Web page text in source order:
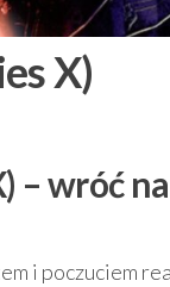
X)
– wróć
i poczuciem